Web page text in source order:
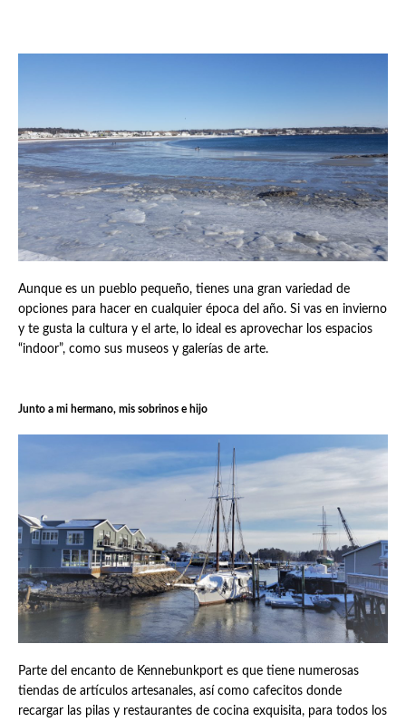
Aunque es un pueblo pequeño, tienes una gran variedad de
opciones para hacer en cualquier época del año. Si vas en invierno
y te gusta la cultura y el arte, lo ideal es aprovechar los espacios
“indoor”, como sus museos y galerías de arte.
Junto a mi hermano, mis sobrinos e hijo
Parte del encanto de Kennebunkport es que tiene numerosas
tiendas de artículos artesanales, así como cafecitos donde
recargar las pilas y restaurantes de cocina exquisita, para todos los